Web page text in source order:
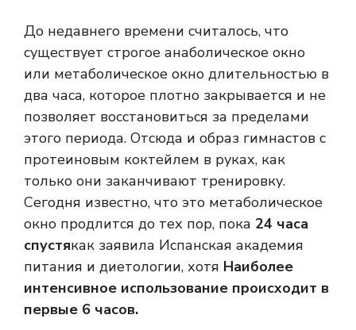
До недавнего времени считалось, что
существует строгое анаболическое окно
или метаболическое окно длительностью в
два часа, которое плотно закрывается и не
позволяет восстановиться за пределами
этого периода. Отсюда и образ гимнастов с
протеиновым коктейлем в руках, как
только они заканчивают тренировку.
Сегодня известно, что это метаболическое
окно продлится до тех пор, пока 24 часа
спустякак заявила Испанская академия
питания и диетологии, хотя Наиболее
интенсивное использование происходит в
первые 6 часов.